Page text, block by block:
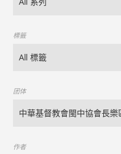
標籤
团体
作者